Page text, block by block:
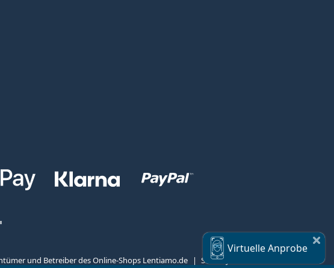
VirtuelleAnprobe
und Betreiber des Online-Shops Lentiamo.de Seit 18 Jahren sind wir für Sie da.